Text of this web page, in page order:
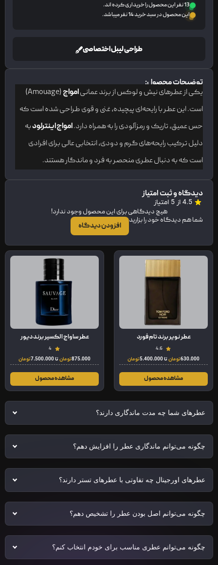
13 نفر این محصول را خریداری کرده اند.
این محصول در سبد خرید 14 نفر میباشد.
طراحی لیبل اختصاصی
توضیحات محصول:
یکی از عطرهای نیش و لوکس از برند عمانیامواج
(Amouage)
است. این عطر با رایحه‌ای پیچیده، غنی و قوی طراحی شده است که
حس عمیق، تاریک و رمزآلودی را به همراه دارد.امواج اینترلودبه
دلیل ترکیب رایحه‌های گرم و دودی، انتخابی عالی برای افرادی
است که به دنبال عطری منحصر به فرد و ماندگار هستند.
دیدگاه و ثبت امتیاز
4.5 از 5 امتیاز
هیچ دیدگاهی برای این محصول وجود ندارد!
شما هم دیدگاه خود را بزارید
افزودن دیدگاه
عطر نویر برند تام فورد
4.6
630.000تومانتا5.400.000تومان
مشاهده محصول
عطر ساواج الکسیر برند دیور
4
875.000تومانتا7.500.000تومان
مشاهده محصول
عطرهای شما چه مدت ماندگاری دارند؟
چگونه می‌توانم ماندگاری عطر را افزایش دهم؟
عطرهای اورجینال چه تفاوتی با عطرهای تستر دارند؟
چگونه می‌توانم اصل بودن عطر را تشخیص دهم؟
چگونه می‌توانم عطری مناسب برای خودم انتخاب کنم؟